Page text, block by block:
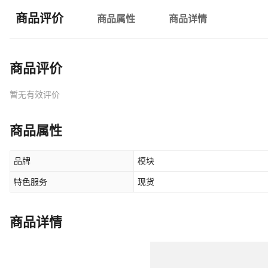
商品评价 商品属性 商品详情
商品评价
暂无有效评价
商品属性
品牌 模块
特色服务 现货
商品详情